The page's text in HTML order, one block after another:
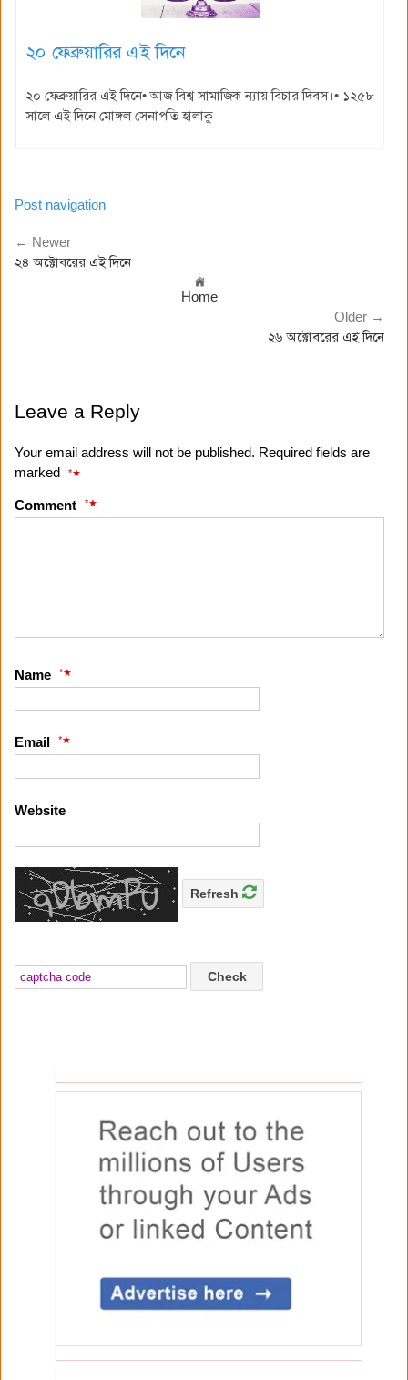
২০ ফেব্রুয়ারির এই দিনে
২০ ফেব্রুয়ারির এই দিনে• আজ বিশ্ব সামাজিক ন্যায় বিচার দিবস।• ১২৫৮
সালে এই দিনে মোঙ্গল সেনাপতি হালাকু
Post navigation
← Newer
২৪ অক্টোবরের এই দিনে
Home
Older →
২৬ অক্টোবরের এই দিনে
Leave a Reply
Your email address will not be published. Required fields are
marked
*
Comment *
Name *
Email *
Website
Refresh
Check